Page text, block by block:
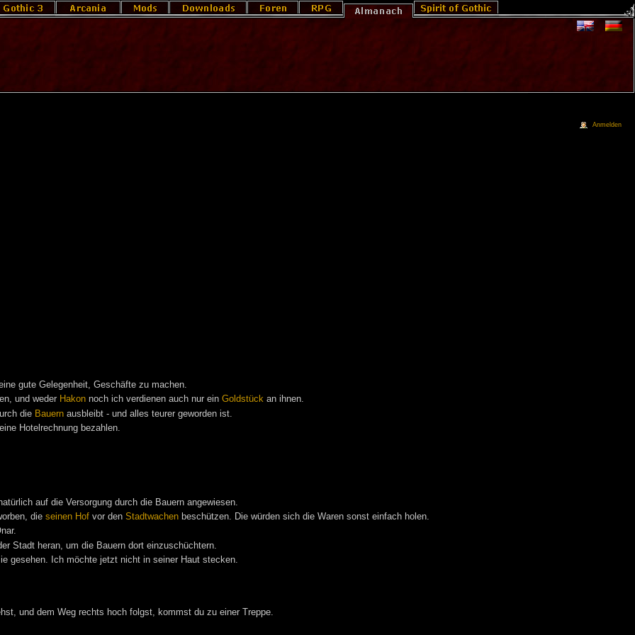
gute Gelegenheit, Geschäfte zu machen.
und weder Hakonnoch ich verdienen auch nur ein Goldstückan ihnen.
die Bauernausbleibt - und alles teurer geworden ist.
Hotelrechnung bezahlen.
auf die Versorgung durch die Bauern angewiesen.
die seinen Hofvor den Stadtwachenbeschützen. Die würden sich die Waren sonst einfach holen.
Stadt heran, um die Bauern dort einzuschüchtern.
gesehen. Ich möchte jetzt nicht in seiner Haut stecken.
und dem Weg rechts hoch folgst, kommst du zu einer Treppe.
Anmelden